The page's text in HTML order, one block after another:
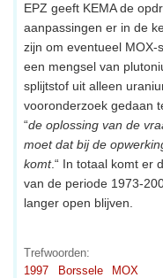
EPZ geeft KEMA de
aanpassingen er in de
zijn om eventueel MOX-
een mengsel van
splijtstof uit alleen
vooronderzoek gedaan
“de oplossing van de
moet dat bij de
komt.“ In totaal komt er
van de periode 1973-
langer open blijven.
Trefwoorden:
1997
Borssele MOX